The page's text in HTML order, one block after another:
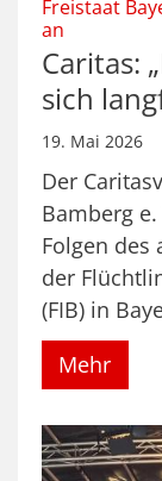
Freistaat
an
Caritas:
sich
19. Mai 2026
Der
Bamberg
Folgen des
der
(FIB) in
Mehr